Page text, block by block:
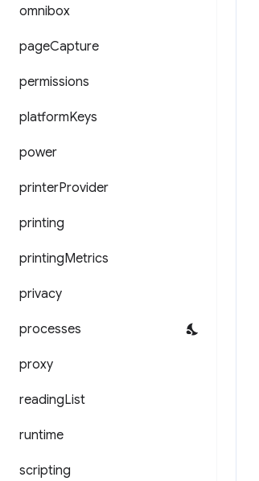
omnibox
pageCapture
permissions
platformKeys
power
printerProvider
printing
printingMetrics
privacy
processes
proxy
readingList
runtime
scripting